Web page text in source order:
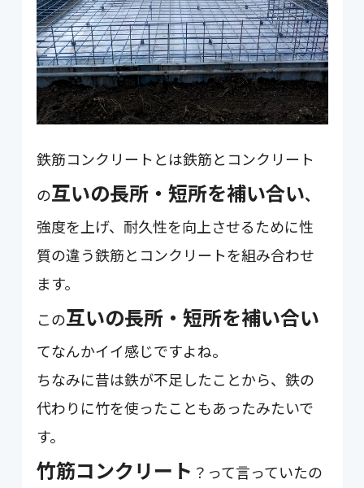
鉄筋コンクリートとは鉄筋とコンクリート
の互いの長所・短所を補い合い、
強度を上げ、耐久性を向上させるために性
質の違う鉄筋とコンクリートを組み合わせ
ます。
この互いの長所・短所を補い合い
てなんかイイ感じですよね。
ちなみに昔は鉄が不足したことから、鉄の
代わりに竹を使ったこともあったみたいで
す。
竹筋コンクリート ？って言っていたの